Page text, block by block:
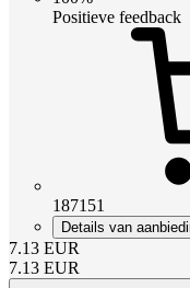
Positieve feedback
187151
Details van
7.13 EUR
7.13 EUR